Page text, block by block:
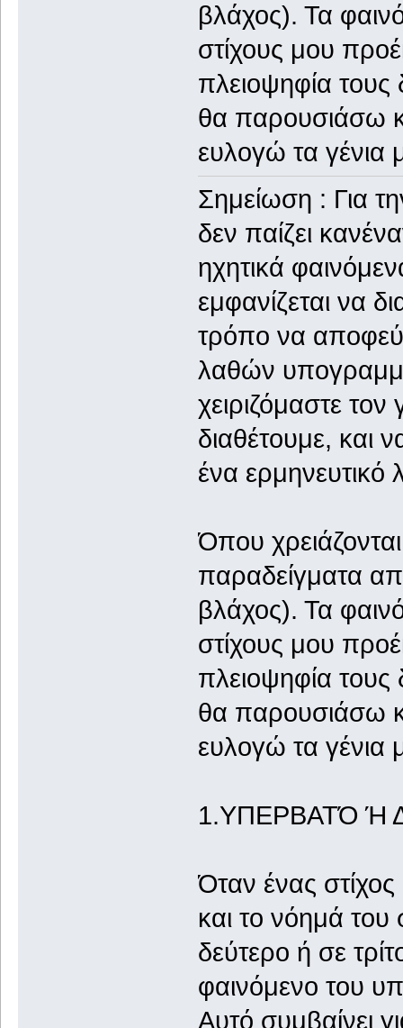
βλάχος). Τα
στίχους μου
πλειοψηφία τους
θα παρουσιάσω
ευλογώ τα γένια
Σημείωση : Για
δεν παίζει
ηχητικά
εμφανίζεται να
τρόπο να
λαθών
χειριζόμαστε
διαθέτουμε, και
ένα ερμηνευτικό
Όπου
παραδείγματα
βλάχος). Τα
στίχους μου
πλειοψηφία τους
θα παρουσιάσω
ευλογώ τα γένια
1.ΥΠΕΡΒΑΤΌ Ή
Όταν ένας
και το νόημά του
δεύτερο ή σε
φαινόμενο του
Αυτό συμβαίνει